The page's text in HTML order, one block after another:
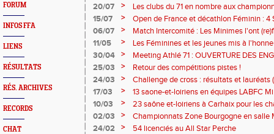
FORUM
INFOS FFA
LIENS
RÉSULTATS
RÉS. ARCHIVES
RECORDS
CHAT
20/07 >
Les clubs du 71 en nombre aux
15/07
>
Open de France et décathlon Féminin : 4
06/07
>
Match Intercomité : Les Minimes l'ont
11/05
>
Les Féminines et les jeunes mis à
30/04
>
Meeting Athlé 71 : OUVERTURE DES
25/03
>
Retour des compétitions pistes !
24/03
>
Challenge de cross : résultats et lauréats
17/03
>
13 saone-et-loiriens en équipes LABFC
couleurs de la Ligue à Metz
10/03 >
23 saône et-loiriens à Carhaix pour les
Cross !
02/03 >
Championnats Zone Bourgogne en salle
médailles pour les athlètes du 71 !
24/02 >
54 licenciés au All Star Perche